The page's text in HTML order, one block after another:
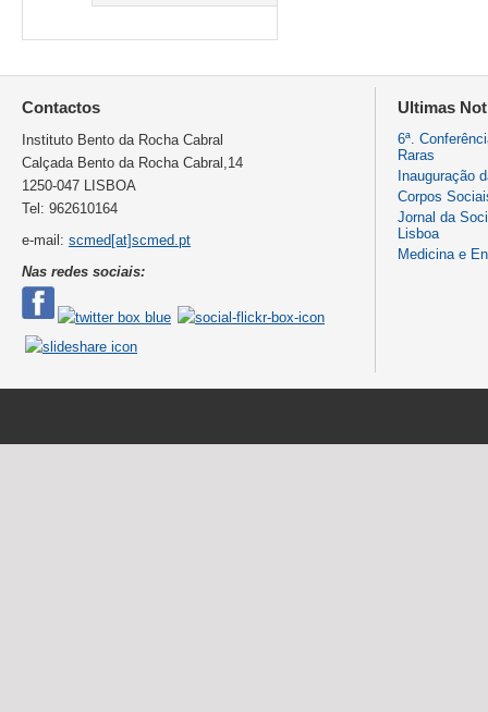
Contactos
Instituto Bento da Rocha Cabral
Calçada Bento da Rocha Cabral,14
1250-047 LISBOA
Tel: 962610164
e-mail: scmed[at]scmed.pt
Nas redes sociais:
Ultimas
6ª.
Raras
Inauguração
Corpos
Jornal da
Lisboa
Medicina e